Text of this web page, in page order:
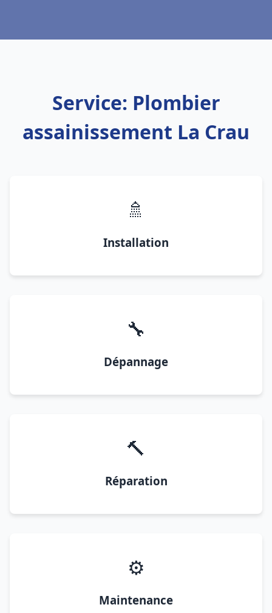
Service: Plombier
assainissement La Crau
🚿
Installation
🔧
Dépannage
🔨
Réparation
⚙️
Maintenance